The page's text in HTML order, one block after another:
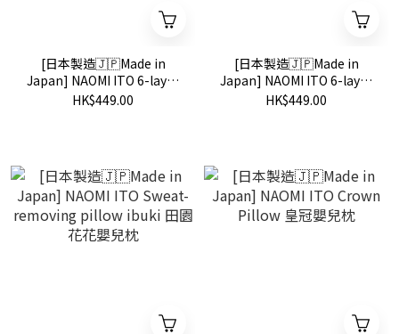
[日本製造🇯🇵Made in
Japan] NAOMI ITO 6-layer
gauze 六重紗 sleeper baby
HK$449.00
[日本製造🇯🇵Made in
Japan] NAOMI ITO 6-layer
gauze sleeper Baby size
HK$449.00